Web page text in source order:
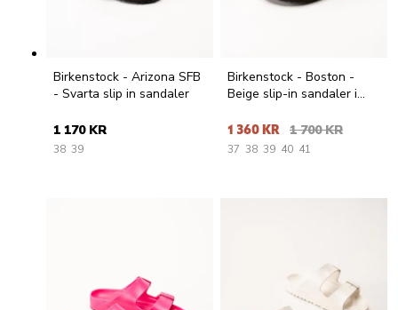
Birkenstock - Arizona SFB
- Svarta slip in sandaler
1 170 KR
38 39
Birkenstock - Boston -
Beige slip-in sandaler i
1 360 KR 1 700 KR
37 38 39 40 41